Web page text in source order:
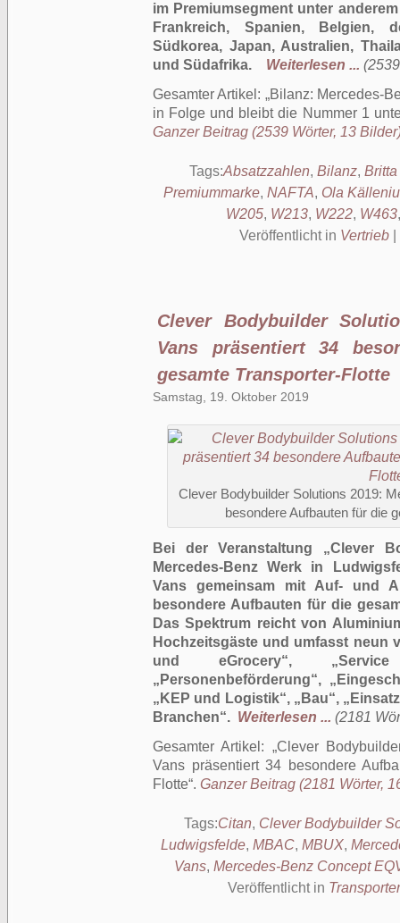
im Premiumsegment unter
Frankreich, Spanien, Belgien,
Südkorea, Japan, Australien,
und Südafrika.
Weiterlesen ...
Gesamter Artikel:
Bilanz: Mercedes-
in Folge und bleibt die Nummer 1
Ganzer Beitrag (2539 Wörter, 13
Tags:Absatzzahlen, Bilanz,
Premiummarke, NAFTA, Ola
W205, W213, W222, W463
Veröffentlicht in Vertrieb
Clever Bodybuilder
Vans präsentiert 34
gesamte Transporter-Flotte
Samstag, 19. Oktober 2019
Clever Bodybuilder Solutions 2019:
besondere Aufbauten für die
Bei der Veranstaltung „Clever
Mercedes-Benz Werk in
Vans gemeinsam mit Auf- und
besondere Aufbauten für die
Das Spektrum reicht von
Hochzeitsgäste und umfasst neun
und eGrocery“,
„Personenbeförderung“,
„KEP und Logistik“, „Bau“,
Branchen“. Weiterlesen ... (2181
Gesamter Artikel:
Clever
Vans präsentiert 34 besondere
Flotte . Ganzer Beitrag (2181 Wörter,
Tags:Citan, Clever Bodybuilder
Ludwigsfelde, MBAC, MBUX,
Vans, Mercedes-Benz Concept
Veröffentlicht in Transporter